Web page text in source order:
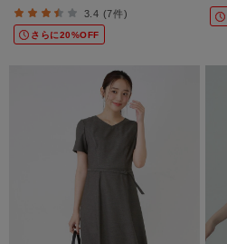
3.4 (7件)
さらに20%OFF